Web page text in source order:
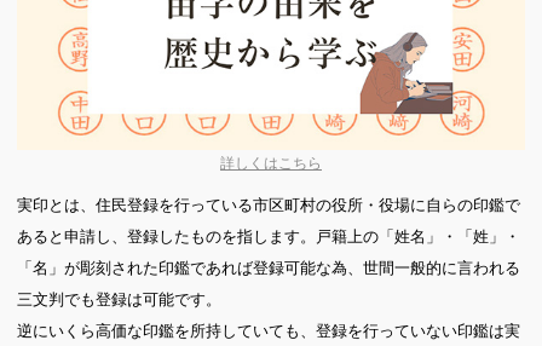
詳しくはこちら
実印とは、住民登録を行っている市区町村の役所・役場に自らの印鑑で
あると申請し、登録したものを指します。戸籍上の「姓名」・「姓」・
「名」が彫刻された印鑑であれば登録可能な為、世間一般的に言われる
三文判でも登録は可能です。
逆にいくら高価な印鑑を所持していても、登録を行っていない印鑑は実